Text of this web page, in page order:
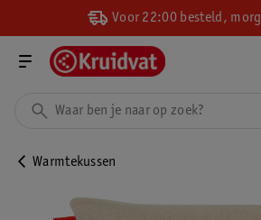
Voor 22:00 besteld,
Warmtekussen